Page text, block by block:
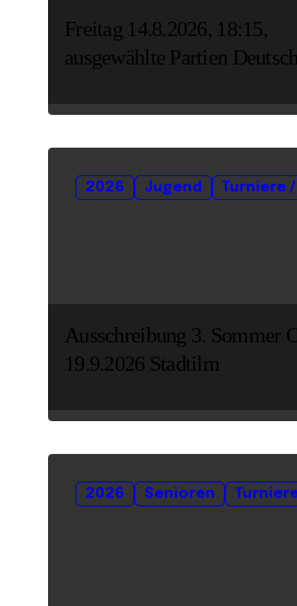
Freitag 14.8.2026, 18:15,
ausgewählte Partien
2026 Jugend Turniere /
Ausschreibung 3. Sommer
19.9.2026 Stadtilm
2026 Senioren